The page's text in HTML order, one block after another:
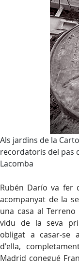
Als jardins de la
recordatoris del pas
Lacomba
Rubén Darío va fer
acompanyat de la
una casa al
vidu de la seva
obligat a casar-se
d'ella,
Madrid conegué